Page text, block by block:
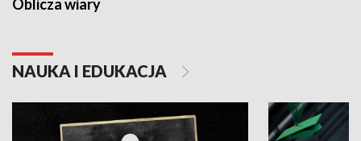
Oblicza wiary
NAUKA I EDUKACJA